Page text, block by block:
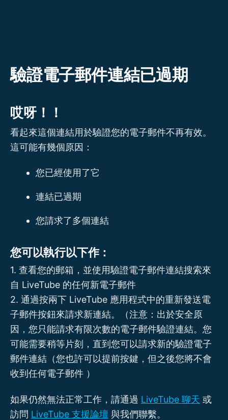
驗證電子郵件連結已過期
哎呀！！
看起來這個連結用於驗證您的電子郵件不再有效。
這可能有幾個原因：
您已經使用了它
連結已過期
您請求了多個連結
您可以執行以下作：
1. 查看您的郵箱，並使用驗證電子郵件連結搜索來
自 LiveTube 的任何新電子郵件
2. 通過按兩下 LiveTube 應用程式中的重新發送電
子郵件按鈕來請求新連結。（注意：出於安全原
因，您只能請求有限次數的電子郵件驗證連結。您
可能需要稍等片刻，直到您可以請求新的驗證電子
郵件連結（您也許可以提前按鍵，但之後您將不會
收到任何電子郵件 ）
如果仍然無法正常工作，請通過 LiveTube 聊天 或
訪問 LiveTube 支援論壇 與我們聯繫。